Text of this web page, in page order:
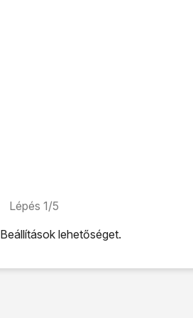
Lépés 1/5
Beállításoklehetőséget.